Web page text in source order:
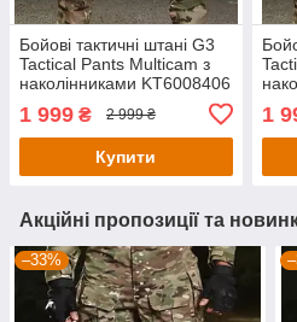
Бойові тактичні штані G3
Tactical Pants Multicam з
наколінниками KT6008406
1 999 ₴ 2 999 ₴
Купити
1
Акційні пропозиції та
–33%